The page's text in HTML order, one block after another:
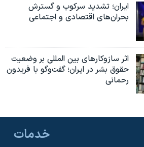
ایران؛ تشدید سرکوب و گسترش
بحران‌های اقتصادی و اجتماعی
اثر ساز‌و‌کارهای بین المللی بر وضعیت
حقوق بشر در ایران؛ گفت‌وگو با فریدون
رحمانی
خدمات